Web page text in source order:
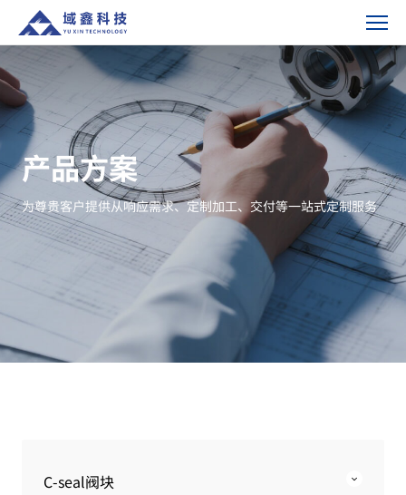
块-
品
方
案
产品方案
为尊贵客户提供从响应需求、定制加工、交付等一站式定制服务
C-seal阀块